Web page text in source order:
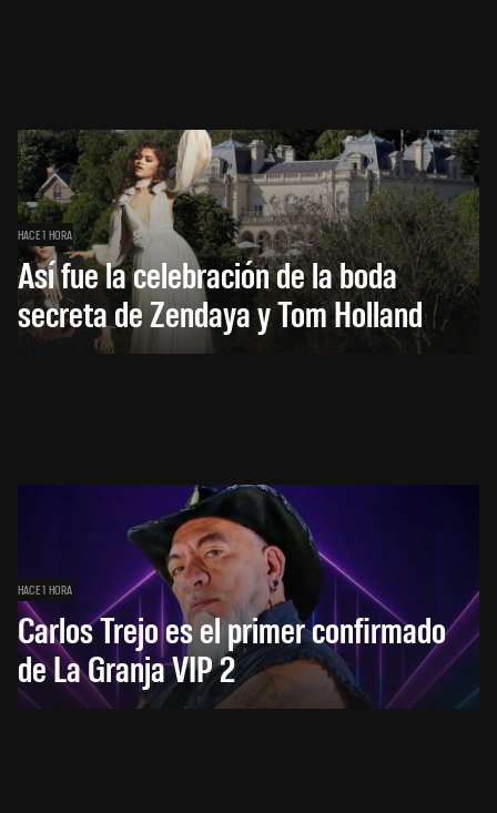
HACE 1 HORA
Así fue la celebración de la boda
secreta de Zendaya y Tom Holland
HACE 1 HORA
Carlos Trejo es el primer confirmado
de La Granja VIP 2